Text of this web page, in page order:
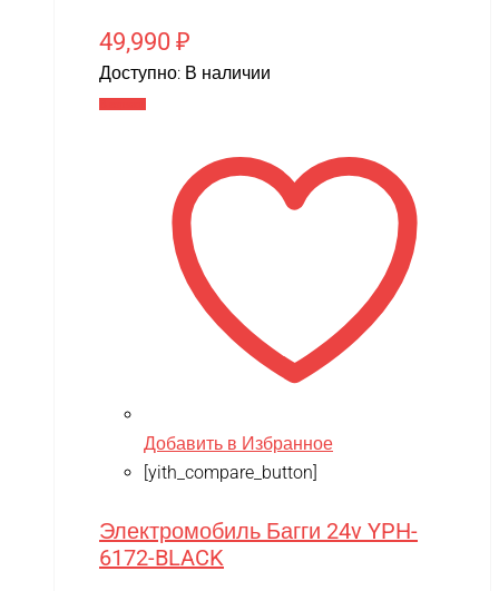
49,990 ₽
Доступно: В наличии
Добавить в Избранное
[yith_compare_button]
Электромобиль Багги 24v YPH-
6172-BLACK